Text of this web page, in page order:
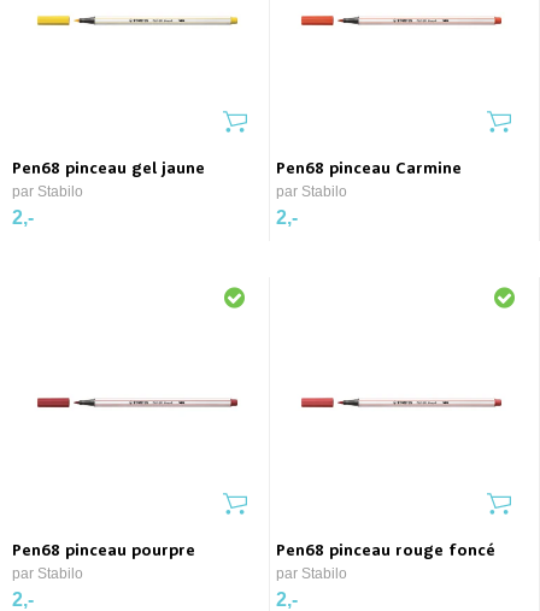
Pen68 pinceau gel jaune
par Stabilo
2,-
Pen68 pinceau Carmine
par Stabilo
2,-
Pen68 pinceau pourpre
par Stabilo
2,-
Pen68 pinceau rouge foncé
par Stabilo
2,-